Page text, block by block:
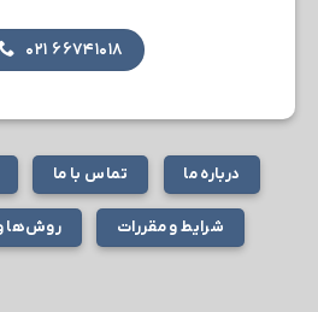
۶۶۷۴۱۰۱۸ ۰۲۱
درباره ما تماس با ما
شرایط و مقررات روش‌ها